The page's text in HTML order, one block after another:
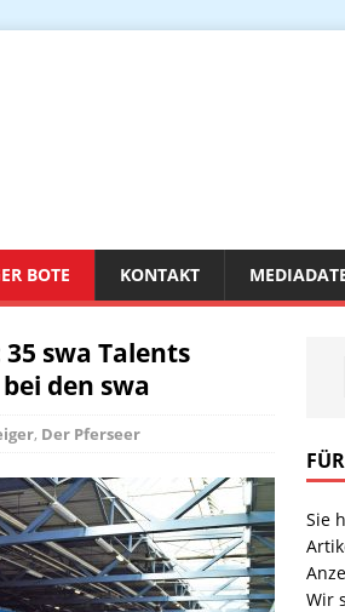
BOTE KONTAKT
swa Talents
den swa
, Der Pferseer
Sie
Wir